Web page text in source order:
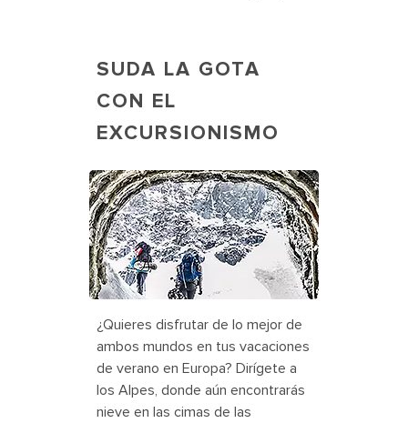
SUDA LA GOTA
CON EL
EXCURSIONISMO
People Hiking through a Cave,
Corner Brook, Newfoundland
¿Quieres disfrutar de lo mejor de
ambos mundos en tus vacaciones
de verano en Europa? Dirígete a
los Alpes, donde aún encontrarás
nieve en las cimas de las